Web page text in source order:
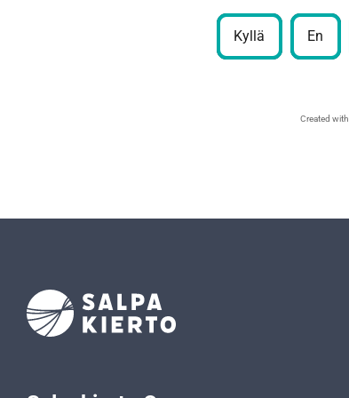
Kyllä En
Created with